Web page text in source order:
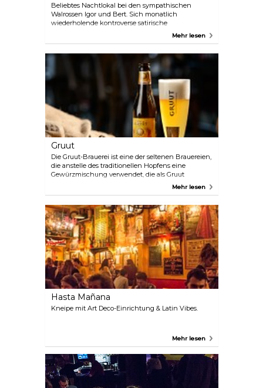
Beliebtes Nachtlokal bei den sympathischen
Walrossen Igor und Bert. Sich monatlich
wiederholende kontroverse satirische
Ausschweifungen von Wirt Igor dekorieren die
Mehr lesen
Gruut
Die Gruut-Brauerei ist eine der seltenen Brauereien,
die anstelle des traditionellen Hopfens eine
Gewürzmischung verwendet, die als Gruut
bezeichnet wird. Obwohl diese Brauerei moderne
Biere: ein weißes Bier, ein blondes, ein
bernsteinfarbenes Bier, ein braunes Bier und ein
Bier namens Inferno.. Ein Gruppenbesuch in der
Brauerei endet selbstverständlich mit einer
Verkostung. Prost!
Mehr lesen
Hasta Mañana
Kneipe mit Art Deco-Einrichtung & Latin Vibes.
Mehr lesen